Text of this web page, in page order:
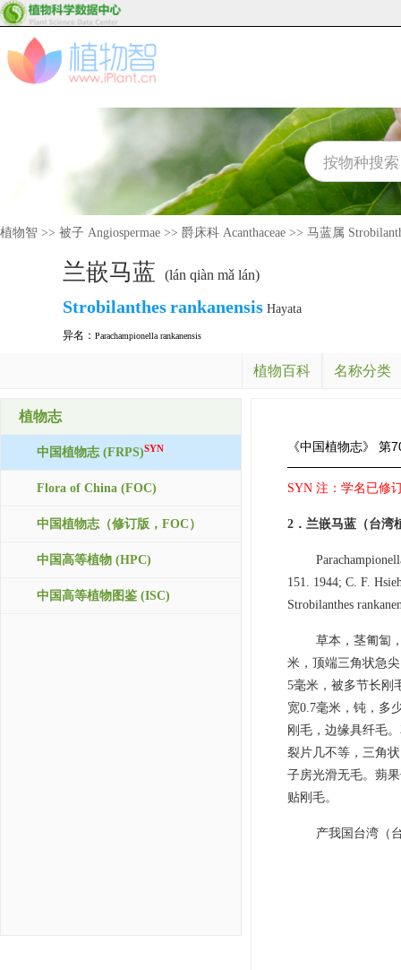
植物智 >> 被子 Angiospermae >> 爵床科 Acanthaceae >> 马蓝属
兰嵌马蓝 (lán qiàn mǎ lán)
Strobilanthesrankanensis Hayata
异名： Parachampionella rankanensis
植物百科 名称分类
植物志
中国植物志 (FRPS)SYN
Flora of China (FOC)
中国植物志（修订版，FOC）
中国高等植物 (HPC)
中国高等植物图鉴 (ISC)
《中国植物志》 第
SYN 注：学名已修
2．兰嵌马蓝（台湾
151. 1944; C. F.
Strobilanthes
草本，茎匍匐
米，顶端三角状急
5毫米，被多节长刚
宽0.7毫米，钝，多
刚毛，边缘具纤毛
裂片几不等，三角
子房光滑无毛。蒴
贴刚毛。
产我国台湾（